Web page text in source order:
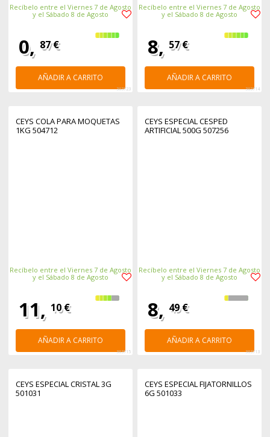
Recíbelo entre el Viernes 7 de Agosto
y el Sábado 8 de Agosto
0, 87 €
AÑADIR A CARRITO
363723
Recíbelo entre el Viernes 7 de Agosto
y el Sábado 8 de Agosto
8, 57 €
AÑADIR A CARRITO
363714
CEYS COLA PARA MOQUETAS
1KG 504712
Recíbelo entre el Viernes 7 de Agosto
y el Sábado 8 de Agosto
11, 10 €
AÑADIR A CARRITO
363715
CEYS ESPECIAL CESPED
ARTIFICIAL 500G 507256
Recíbelo entre el Viernes 7 de Agosto
y el Sábado 8 de Agosto
8, 49 €
AÑADIR A CARRITO
363713
CEYS ESPECIAL CRISTAL 3G
501031
CEYS ESPECIAL FIJATORNILLOS
6G 501033